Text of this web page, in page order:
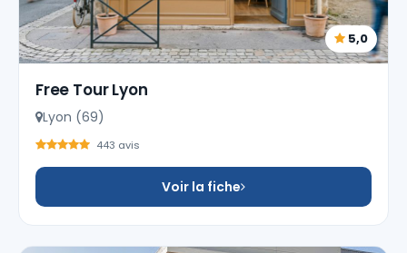
5,0
Free Tour Lyon
Lyon (69)
443 avis
Voir la fiche